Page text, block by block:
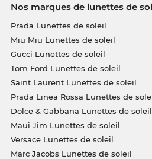
Nos marques de lunettes de
Prada Lunettes de soleil
Miu Miu Lunettes de soleil
Gucci Lunettes de soleil
Tom Ford Lunettes de soleil
Saint Laurent Lunettes de soleil
Prada Linea Rossa Lunettes de
Dolce & Gabbana Lunettes de soleil
Maui Jim Lunettes de soleil
Versace Lunettes de soleil
Marc Jacobs Lunettes de soleil